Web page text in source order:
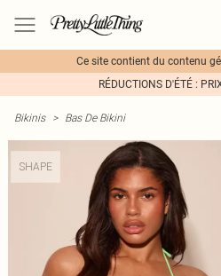
Ce site contient du contenu
RÉDUCTIONS D'ÉTÉ :
Bikinis > Bas De Bikini
SHAPE